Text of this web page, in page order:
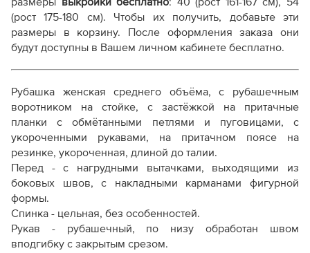
Справочник - виды швов
Терминология машинных работ
Терминология ВТО
Как скорректировать готовую выкройку по росту
(рост 175-180 см). Чтобы их получить, добавьте эти
размеры в корзину. После оформления заказа они
будут доступны в Вашем личном кабинете бесплатно.
Рубашка женская среднего объёма, с рубашечным
воротником на стойке, с застёжкой на притачные
планки с обмётанными петлями и пуговицами, с
укороченными рукавами, на притачном поясе на
резинке, укороченная, длиной до талии.
Перед - с нагрудными вытачками, выходящими из
боковых швов, с накладными карманами фигурной
формы.
Спинка - цельная, без особенностей.
Рукав - рубашечный, по низу обработан швом
вподгибку с закрытым срезом.